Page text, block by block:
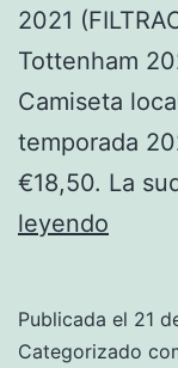
2021
Tottenham
Camiseta
temporada
€18,50. La
leyendo
Giras
Publicada el 21
Categorizado